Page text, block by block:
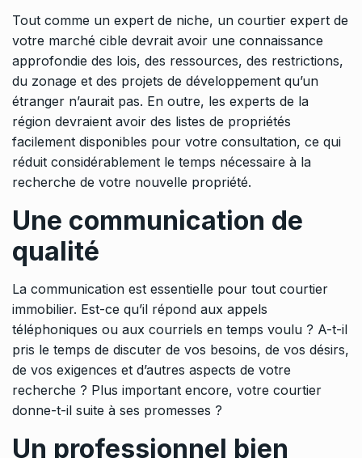
Tout comme un expert de niche, un courtier expert de
votre marché cible devrait avoir une connaissance
approfondie des lois, des ressources, des restrictions,
du zonage et des projets de développement qu’un
étranger n’aurait pas. En outre, les experts de la
région devraient avoir des listes de propriétés
facilement disponibles pour votre consultation, ce qui
réduit considérablement le temps nécessaire à la
recherche de votre nouvelle propriété.
Une communication de
qualité
La communication est essentielle pour tout courtier
immobilier. Est-ce qu’il répond aux appels
téléphoniques ou aux courriels en temps voulu ? A-t-il
pris le temps de discuter de vos besoins, de vos désirs,
de vos exigences et d’autres aspects de votre
recherche ? Plus important encore, votre courtier
donne-t-il suite à ses promesses ?
Un professionnel bien